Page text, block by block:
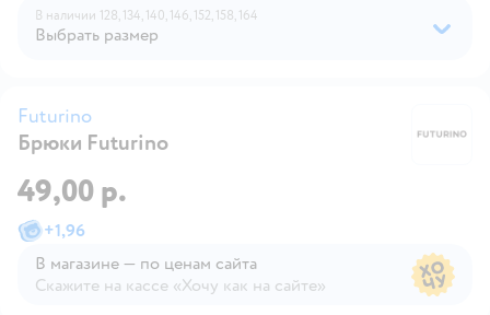
В наличии 128, 134, 140, 146, 152, 158, 164
Выбрать размер
Futurino
Брюки Futurino
49,00 р.
+1,96
В магазине — по ценам сайта
Скажите на кассе «Хочу как на сайте»